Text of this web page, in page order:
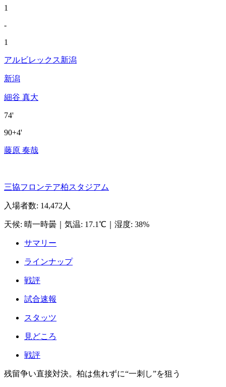
1
-
1
アルビレックス新潟
新潟
細谷 真大
74'
90+4'
藤原 奏哉
三協フロンテア柏スタジアム
入場者数: 14,472人
天候: 晴一時曇 気温: 17.1℃ 湿度: 38%
サマリー
ラインナップ
戦評
試合速報
スタッツ
見どころ
戦評
残留争い直接対決。柏は焦れずに“一刺し”を狙う